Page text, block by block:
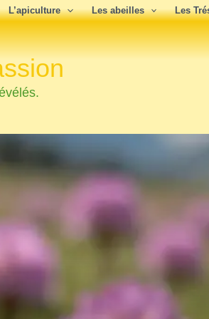
L’apiculture Les abeilles Les